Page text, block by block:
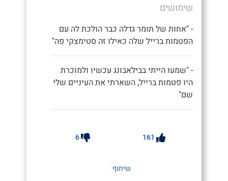
שימושים
- "אחות של תומר גדלה כבר הולכת לה עם
הפטמות ברייל שלה כאילו זה סטימצקי פה"
- "שמעו הייתי בבילאבונג עכשיו ולמוכרת
היו פטמות ברייל, השארתי את העיניים שלי
שם"
161
6
שיתוף